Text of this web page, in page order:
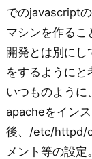
でのjavascript
マシンを作る
開発とは別にし
をするようにと
いつものように
apacheをイン
後、/etc/httpd/
メント等の設定。